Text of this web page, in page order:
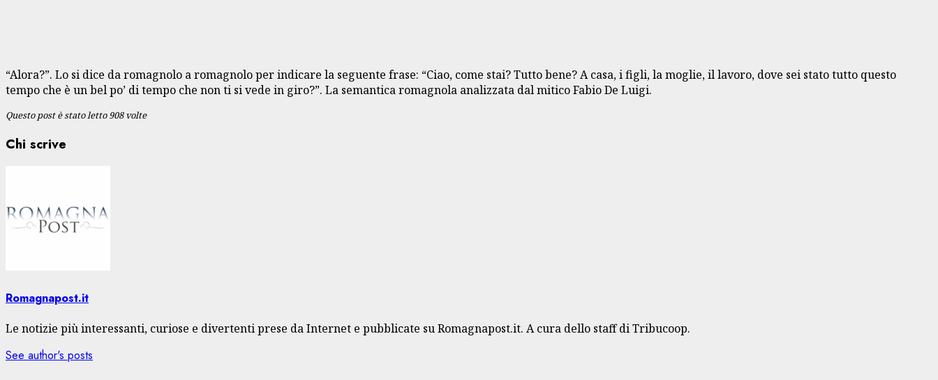
“Alora?”. Lo si dice da romagnolo a romagnolo per indicare la seguente frase: “Ciao, come stai? Tutto bene? A casa, i figli, la moglie, il lavoro, dove sei stato tutto questo
tempo che è un bel po’ di tempo che non ti si vede in giro?”. La semantica romagnola analizzata dal mitico Fabio De Luigi.
Questo post è stato letto 908 volte
Chi scrive
Romagnapost.it
Le notizie più interessanti, curiose e divertenti prese da Internet e pubblicate su Romagnapost.it. A cura dello staff di Tribucoop.
See author's posts